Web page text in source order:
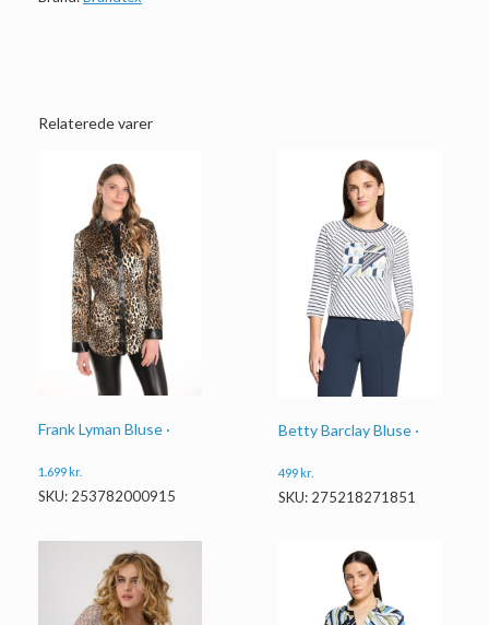
Relaterede varer
Frank Lyman Bluse ·
1.699kr.
SKU: 253782000915
Betty Barclay Bluse ·
499kr.
SKU: 275218271851